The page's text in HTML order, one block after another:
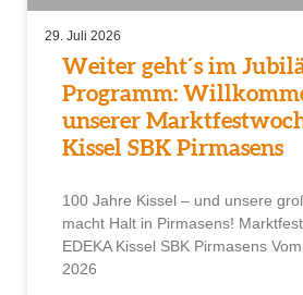
Weiter geht´s im
Programm:
unserer
Kissel SBK Pirmasens
100 Jahre Kissel – und unsere
macht Halt in Pirmasens!
EDEKA Kissel SBK Pirmasens
2026
29. Juli 2026